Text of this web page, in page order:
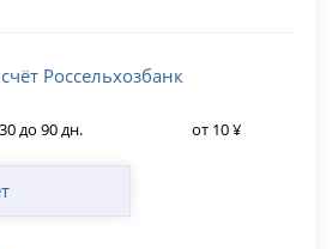
Россельхозбанк
до 90 дн. от 10 ¥